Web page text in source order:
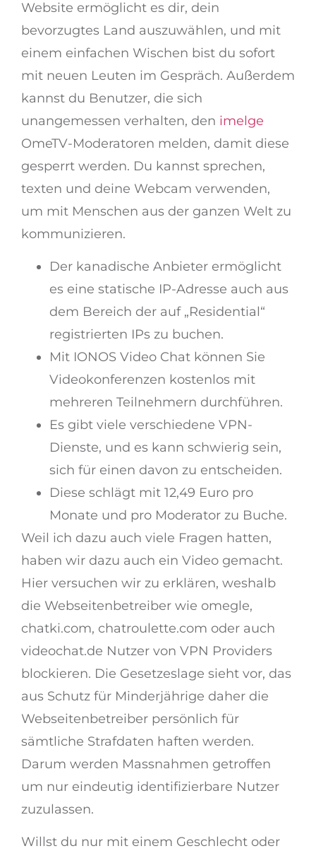
Website ermöglicht es dir, dein
bevorzugtes Land auszuwählen, und mit
einem einfachen Wischen bist du sofort
mit neuen Leuten im Gespräch. Außerdem
kannst du Benutzer, die sich
unangemessen verhalten, den imelge
OmeTV-Moderatoren melden, damit diese
gesperrt werden. Du kannst sprechen,
texten und deine Webcam verwenden,
um mit Menschen aus der ganzen Welt zu
kommunizieren.
Der kanadische Anbieter ermöglicht
es eine statische IP-Adresse auch aus
dem Bereich der auf „Residential“
registrierten IPs zu buchen.
Mit IONOS Video Chat können Sie
Videokonferenzen kostenlos mit
mehreren Teilnehmern durchführen.
Es gibt viele verschiedene VPN-
Dienste, und es kann schwierig sein,
sich für einen davon zu entscheiden.
Diese schlägt mit 12,49 Euro pro
Monate und pro Moderator zu Buche.
Weil ich dazu auch viele Fragen hatten,
haben wir dazu auch ein Video gemacht.
Hier versuchen wir zu erklären, weshalb
die Webseitenbetreiber wie omegle,
chatki.com, chatroulette.com oder auch
videochat.de Nutzer von VPN Providers
blockieren. Die Gesetzeslage sieht vor, das
aus Schutz für Minderjährige daher die
Webseitenbetreiber persönlich für
sämtliche Strafdaten haften werden.
Darum werden Massnahmen getroffen
um nur eindeutig identifizierbare Nutzer
zuzulassen.
Willst du nur mit einem Geschlecht oder